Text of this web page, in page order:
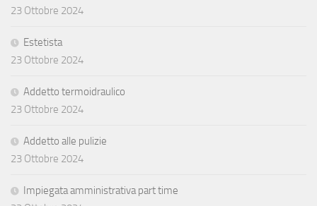
23 Ottobre 2024
Estetista
23 Ottobre 2024
Addetto termoidraulico
23 Ottobre 2024
Addetto alle pulizie
23 Ottobre 2024
Impiegata amministrativa part time